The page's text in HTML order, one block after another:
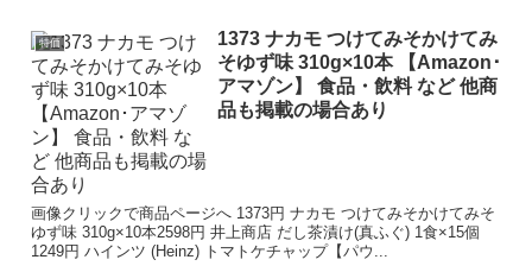
特価
1373 ナカモ つけてみそかけてみ
そゆず味 310g×10本 【Amazon･
アマゾン】 食品・飲料 など 他商
品も掲載の場合あり
画像クリックで商品ページへ 1373円 ナカモ つけてみそかけてみそ
ゆず味 310g×10本2598円 井上商店 だし茶漬け(真ふぐ) 1食×15個
1249円 ハインツ (Heinz) トマトケチャップ【パウ...